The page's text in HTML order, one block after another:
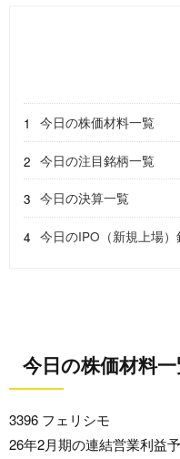
今日の株価材料一覧
今日の注目銘柄一覧
今日の決算一覧
今日のIPO（新規上場
今日の株価材料
3396 フェリシモ
26年2月期の連結営業利益